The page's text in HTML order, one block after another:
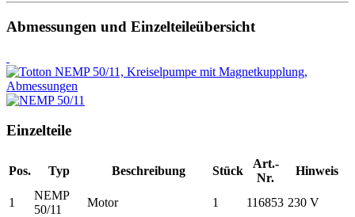
Abmessungen und Einzelteileübersicht
Einzelteile
Pos. Typ Beschreibung Stück
Art.-
Nr.
Hinweis
1
NEMP
50/11
Motor 1 116853 230 V